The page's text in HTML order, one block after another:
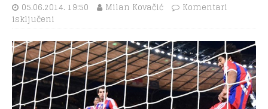
05.06.2014. 19:50 Milan Kovačić
Komentari
isključeni